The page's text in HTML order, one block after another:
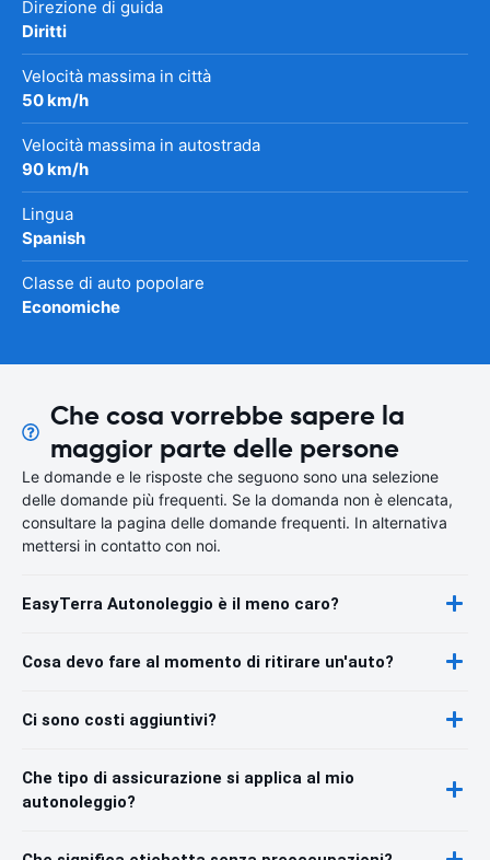
Direzione di guida
Diritti
Velocità massima in città
50 km/h
Velocità massima in autostrada
90 km/h
Lingua
Spanish
Classe di auto popolare
Economiche
Che cosa vorrebbe sapere la
maggior parte delle persone
Le domande e le risposte che seguono sono una selezione
delle domande più frequenti. Se la domanda non è elencata,
consultare la pagina delle domande frequenti. In alternativa
mettersi in contatto con noi.
EasyTerra Autonoleggio è il meno caro?
Cosa devo fare al momento di ritirare un'auto?
Ci sono costi aggiuntivi?
Che tipo di assicurazione si applica al mio
autonoleggio?